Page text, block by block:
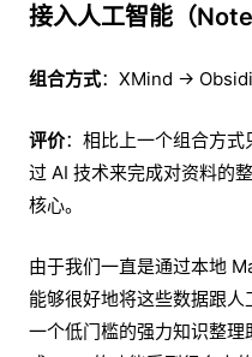
接入人工智能（
组合方式：XMind →
评价：相比上一个组合方式
过 AI 技术来完成对资料的
核心。
由于我们一直是通过本地
能够很好地将这些数据跟人
一个低门槛的强力知识整